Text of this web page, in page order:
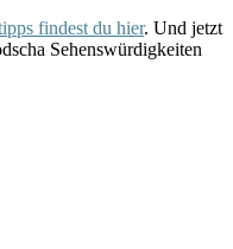
findest du hier. Und jetzt
Sehenswürdigkeiten